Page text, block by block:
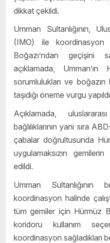
dikkat çekildi.
Umman Sultanlığının,
(IMO) ile koordinasyon
Boğazı’ndan geçişini
açıklamada, Umman’ın
sorumlulukları ve boğazın
taşıdığı öneme vurgu
Açıklamada,
bağlılıklarının yanı sıra
çabalar doğrultusunda
uygulamaksızın
edildi.
Umman
koordinasyon halinde
tüm gemiler için Hürmüz
koridoru kullanım
koordinasyon sağladıkları